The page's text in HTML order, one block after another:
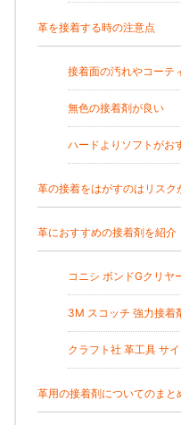
革を接着する時の注意点
接着面の汚れやコーテ
無色の接着剤が良い
ハードよりソフトがお
革の接着をはがすのはリスク
革におすすめの接着剤を紹介
コニシ ボンドGクリヤ
3M スコッチ 強力接着
クラフト社 革工具 サ
革用の接着剤についてのまと